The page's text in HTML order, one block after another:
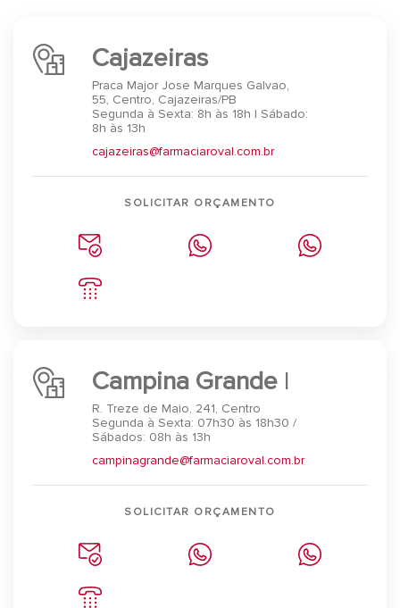
Cajazeiras
Praca Major Jose Marques Galvao,
55, Centro, Cajazeiras/PB
Segunda à Sexta: 8h às 18h | Sábado:
8h às 13h⠀
cajazeiras@farmaciaroval.com.br
SOLICITAR ORÇAMENTO
Campina Grande I
R. Treze de Maio, 241, Centro
Segunda à Sexta: 07h30 às 18h30 /
Sábados: 08h às 13h
campinagrande@farmaciaroval.com.br
SOLICITAR ORÇAMENTO